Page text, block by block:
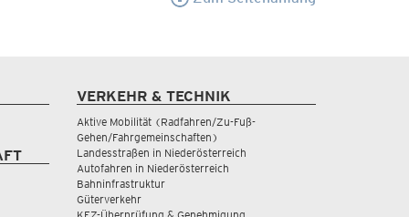
VERKEHR & TECHNIK
Aktive Mobilität (Radfahren/Zu-Fuß-
Gehen/Fahrgemeinschaften)
Landesstraßen in Niederösterreich
Autofahren in Niederösterreich
Bahninfrastruktur
Güterverkehr